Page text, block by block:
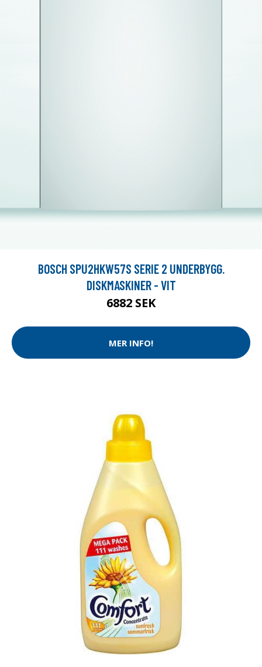
BOSCH SPU2HKW57S SERIE 2 UNDERBYGG.
DISKMASKINER - VIT
6882 SEK
MER INFO!